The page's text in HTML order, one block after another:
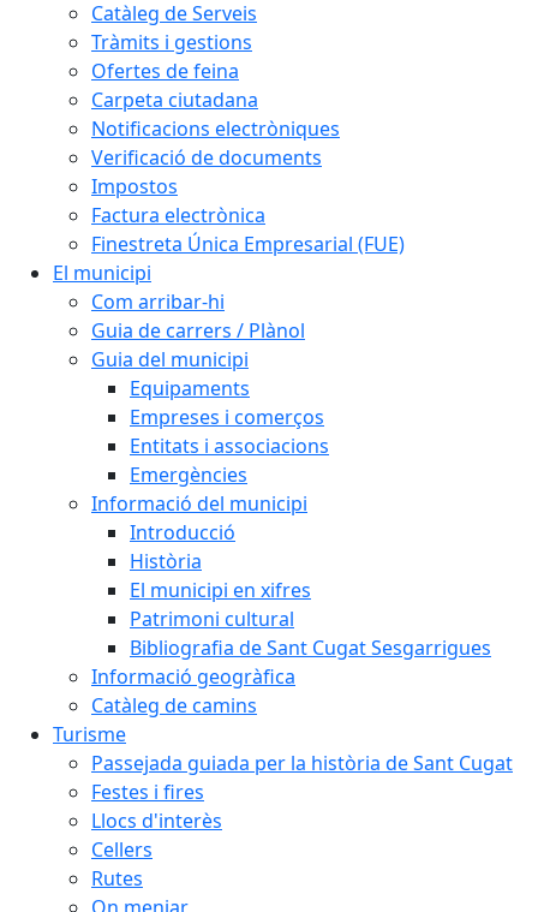
Catàleg de Serveis
Tràmits i gestions
Ofertes de feina
Carpeta ciutadana
Notificacions electròniques
Verificació de documents
Impostos
Factura electrònica
Finestreta Única Empresarial (FUE)
El municipi
Com arribar-hi
Guia de carrers / Plànol
Guia del municipi
Equipaments
Empreses i comerços
Entitats i associacions
Emergències
Informació del municipi
Introducció
Història
El municipi en xifres
Patrimoni cultural
Bibliografia de Sant Cugat Sesgarrigues
Informació geogràfica
Catàleg de camins
Turisme
Passejada guiada per la història de Sant Cugat
Festes i fires
Llocs d'interès
Cellers
Rutes